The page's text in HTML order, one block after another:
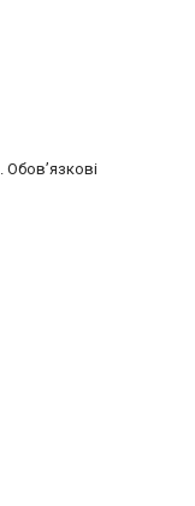
Обов’язкові